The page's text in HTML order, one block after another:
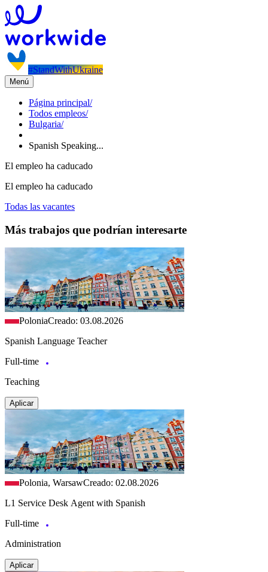
#StandWithUkraine
Menú
Página principal/
Todos empleos/
Bulgaria/
Spanish Speaking...
El empleo ha caducado
El empleo ha caducado
Todas las vacantes
Más trabajos que podrían interesarte
PoloniaCreado: 03.08.2026
Spanish Language Teacher
Full-time
Teaching
Aplicar
Polonia, WarsawCreado: 02.08.2026
L1 Service Desk Agent with Spanish
Full-time
Administration
Aplicar